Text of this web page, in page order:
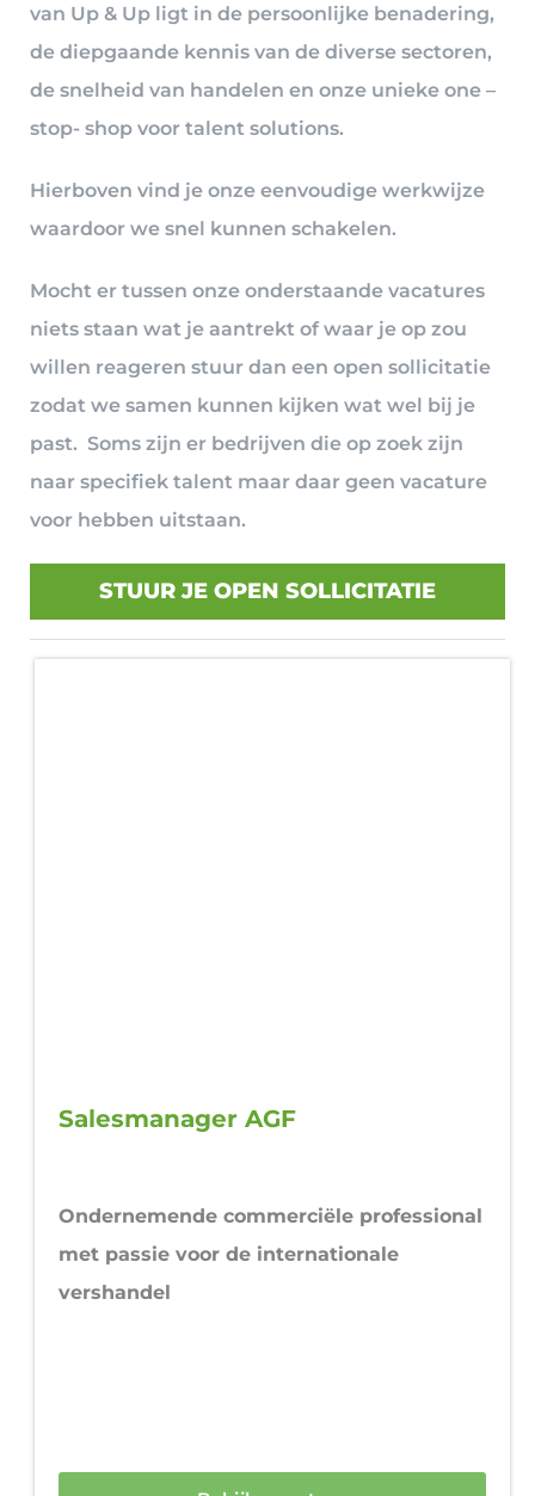
van Up & Up ligt in de persoonlijke benadering,
de diepgaande kennis van de diverse sectoren,
de snelheid van handelen en onze unieke one –
stop- shop voor talent solutions.
Hierboven vind je onze eenvoudige werkwijze
waardoor we snel kunnen schakelen.
Mocht er tussen onze onderstaande vacatures
niets staan wat je aantrekt of waar je op zou
willen reageren stuur dan een open sollicitatie
zodat we samen kunnen kijken wat wel bij je
past. Soms zijn er bedrijven die op zoek zijn
naar specifiek talent maar daar geen vacature
voor hebben uitstaan.
STUUR JE OPEN SOLLICITATIE
Salesmanager AGF
Ondernemende commerciële professional
met passie voor de internationale
vershandel